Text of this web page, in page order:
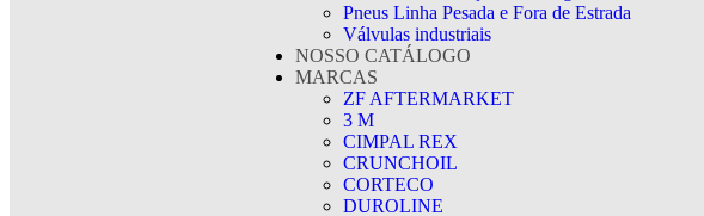
Pneus Linha Pesada e Fora de Estrada
Válvulas industriais
NOSSO CATÁLOGO
MARCAS
ZF AFTERMARKET
3 M
CIMPAL REX
CRUNCHOIL
CORTECO
DUROLINE